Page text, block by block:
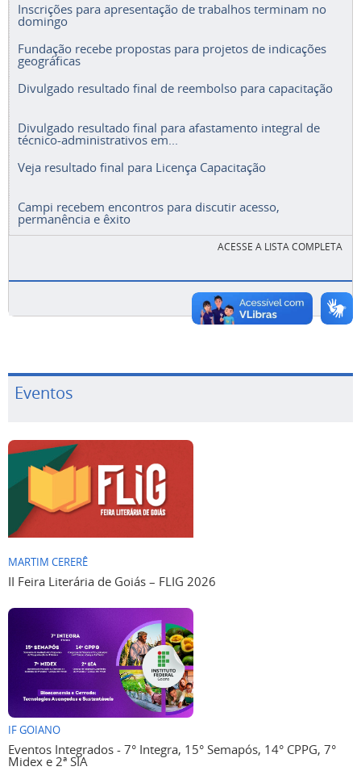
Inscrições para apresentação de trabalhos terminam no
domingo
Fundação recebe propostas para projetos de indicações
geográficas
Divulgado resultado final de reembolso para capacitação
Divulgado resultado final para afastamento integral de
técnico-administrativos em...
Veja resultado final para Licença Capacitação
Campi recebem encontros para discutir acesso,
permanência e êxito
ACESSE A LISTA COMPLETA
Eventos
MARTIM CERERÊ
II Feira Literária de Goiás – FLIG 2026
IF GOIANO
Eventos Integrados - 7° Integra, 15° Semapós, 14° CPPG, 7°
Midex e 2ª SIA